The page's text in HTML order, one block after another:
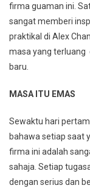
firma guaman ini.
sangat memberi
praktikal di Alex
masa yang terluang
baru.
MASA ITU EMAS
Sewaktu hari
bahawa setiap saat
firma ini adalah
sahaja. Setiap
dengan serius dan